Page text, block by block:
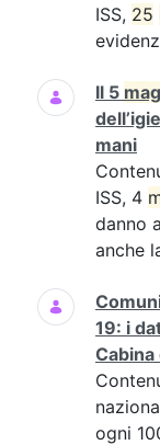
ISS, 25
Il 5
mani
ISS, 4
danno
anche
19: i
Cabina
ogni